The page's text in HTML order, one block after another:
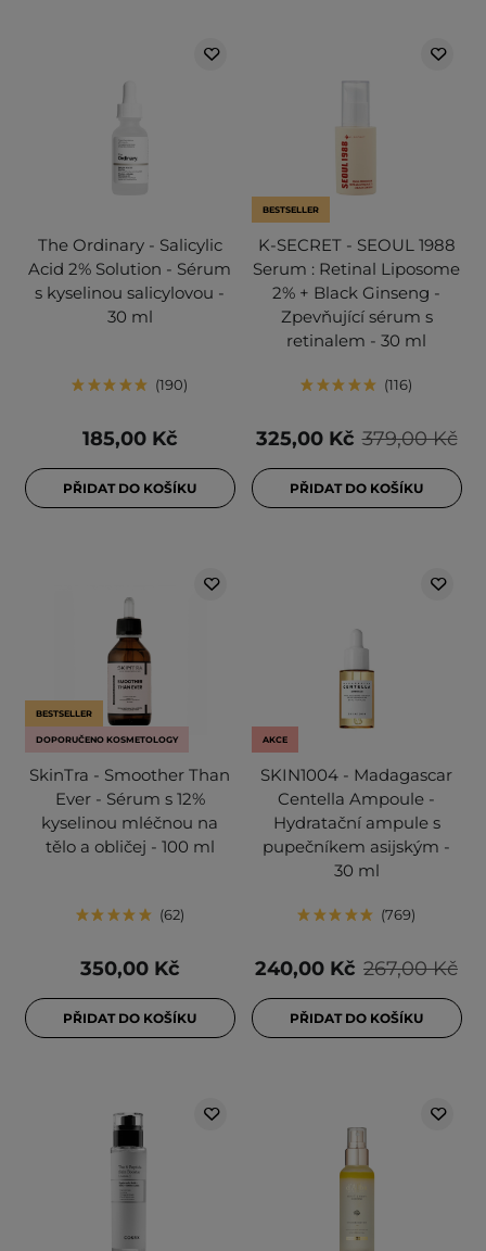
The Ordinary - Salicylic
Acid 2% Solution - Sérum
s kyselinou salicylovou -
30 ml
190
185,00 Kč
PŘIDAT DO KOŠÍKU
BESTSELLER
K-SECRET - SEOUL 1988
Serum : Retinal Liposome
2% + Black Ginseng -
Zpevňující sérum s
retinalem - 30 ml
116
379,00 Kč
325,00 Kč
PŘIDAT DO KOŠÍKU
BESTSELLER
DOPORUČENO KOSMETOLOGY
SkinTra - Smoother Than
Ever - Sérum s 12%
kyselinou mléčnou na
tělo a obličej - 100 ml
62
350,00 Kč
PŘIDAT DO KOŠÍKU
AKCE
SKIN1004 - Madagascar
Centella Ampoule -
Hydratační ampule s
pupečníkem asijským -
30 ml
769
267,00 Kč
240,00 Kč
PŘIDAT DO KOŠÍKU